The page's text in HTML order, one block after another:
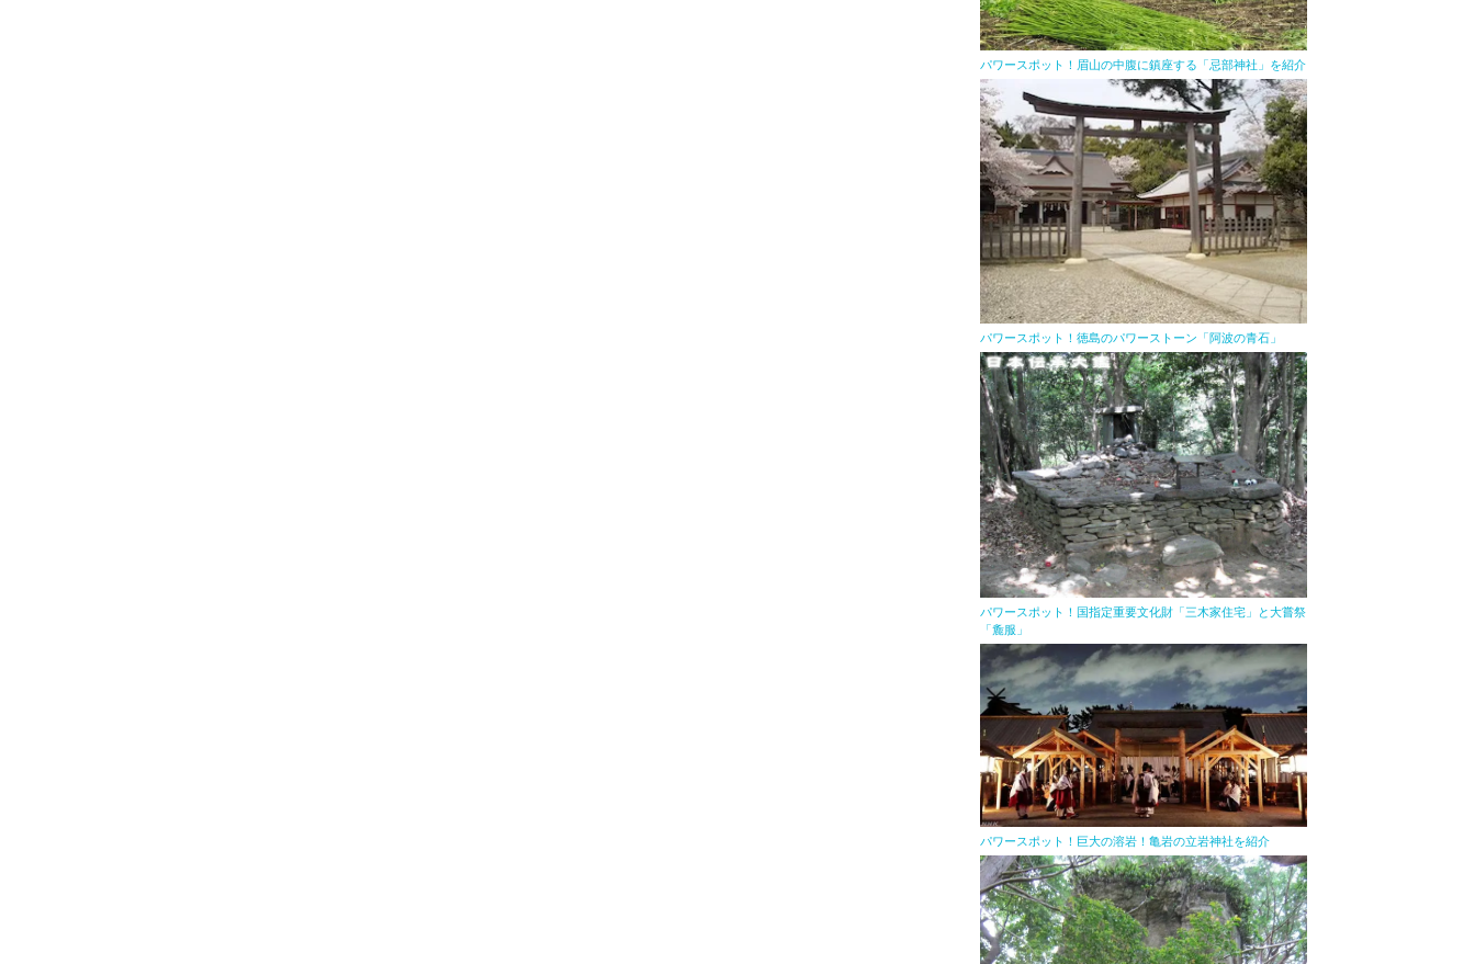
パワースポット！眉山の中腹に鎮座する「忌部神社」を紹介
パワースポット！徳島のパワーストーン「阿波の青石」
パワースポット！国指定重要文化財「三木家住宅」と大嘗祭
「麁服」
パワースポット！巨大の溶岩！亀岩の立岩神社を紹介